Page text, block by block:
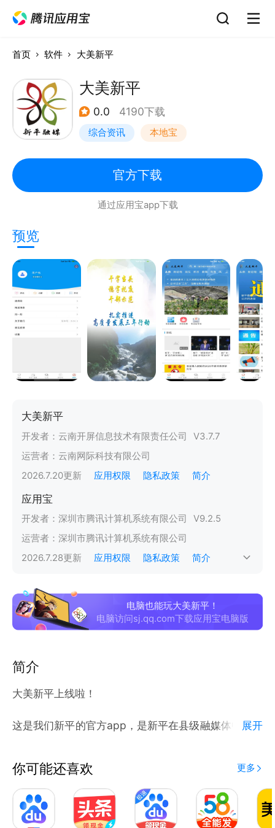
首页 软件 大美新平
大美新平
0.0 4190下载
综合资讯 本地宝
官方下载
通过应用宝app下载
预览
大美新平
开发者： 云南开屏信息技术有限责任公司 V3.7.7
运营者： 云南网际科技有限公司
2026.7.20更新 应用权限 隐私政策 简介
应用宝
开发者： 深圳市腾讯计算机系统有限公司 V9.2.5
运营者： 深圳市腾讯计算机系统有限公司
2026.7.28更新 应用权限 隐私政策 简介
电脑也能玩大美新平！
电脑访问sj.qq.com下载应用宝电脑版
简介
大美新平上线啦！
这是我们新平的官方app，是新平在县级融媒体中心建
在这里，你能看到本地的权威信息，涵盖政治、经济、
文化、教育、社会等时政和生活资讯；
在这里，你可以看到家乡的美景美食和民风民俗；
展开
你可能还喜欢 更多